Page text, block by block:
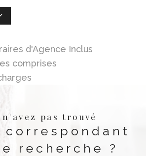
d'Agence Inclus
comprises
n'avez pas trouvé
recherche ?